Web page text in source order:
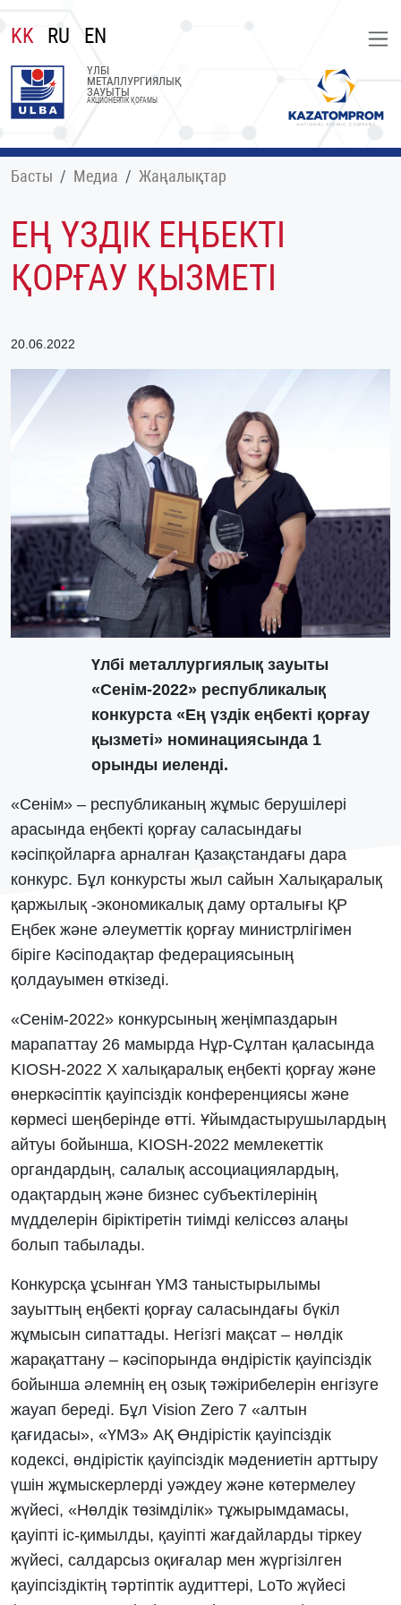
KK RU EN
ҮЛБІ
МЕТАЛЛУРГИЯЛЫҚ
ЗАУЫТЫ
АКЦИОНЕРЛІК ҚОҒАМЫ
Басты Медиа Жаңалықтар
ЕҢ ҮЗДІК ЕҢБЕКТІ
ҚОРҒАУ ҚЫЗМЕТІ
20.06.2022
Үлбі металлургиялық зауыты
«Ceнiм-2022» республикалық
конкурста «Ең үздік еңбекті қорғау
қызметі» номинациясында 1
орынды иеленді.
«Ceнiм» – республиканың жұмыс берушілері
арасында еңбекті қорғау саласындағы
кәсіпқойларға арналған Қазақстандағы дара
конкурс. Бұл конкурсты жыл сайын Халықаралық
қаржылық -экономикалық даму орталығы ҚР
Еңбек және әлеуметтік қорғау министрлігімен
біріге Кәсіподақтар федерациясының
қолдауымен өткізеді.
«Ceнiм-2022» конкурсының жеңімпаздарын
марапаттау 26 мамырда Нұр-Сұлтан қаласында
KIOSH-2022 Х халықаралық еңбекті қорғау және
өнеркәсіптік қауіпсіздік конференциясы және
көрмесі шеңберінде өтті. Ұйымдастырушылардың
айтуы бойынша, KIOSH-2022 мемлекеттік
органдардың, салалық ассоциациялардың,
одақтардың және бизнес субъектілерінің
мүдделерін біріктіретін тиімді келіссөз алаңы
болып табылады.
Конкурсқа ұсынған ҮМЗ таныстырылымы
зауыттың еңбекті қорғау саласындағы бүкіл
жұмысын сипаттады. Негізгі мақсат – нөлдік
жарақаттану – кәсіпорында өндірістік қауіпсіздік
бойынша әлемнің ең озық тәжірибелерін енгізуге
жауап береді. Бұл Vision Zero 7 «алтын
қағидасы», «ҮМЗ» АҚ Өндірістік қауіпсіздік
кодексі, өндірістік қауіпсіздік мәдениетін арттыру
үшін жұмыскерлерді уәждеу және көтермелеу
жүйесі, «Нөлдік төзімділік» тұжырымдамасы,
қауіпті іс-қимылды, қауіпті жағдайларды тіркеу
жүйесі, салдарсыз оқиғалар мен жүргізілген
қауіпсіздіктің тәртіптік аудиттері, LoTo жүйесі